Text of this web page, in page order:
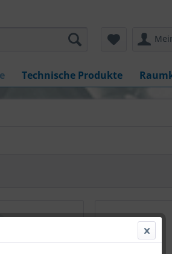
Technische Produkte